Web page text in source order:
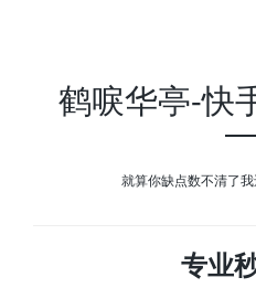
鹤唳华亭-快
就算你缺点数不清了我
专业